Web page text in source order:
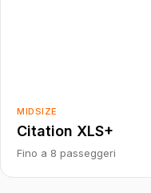
MIDSIZE
Citation XLS+
Fino a 8 passeggeri